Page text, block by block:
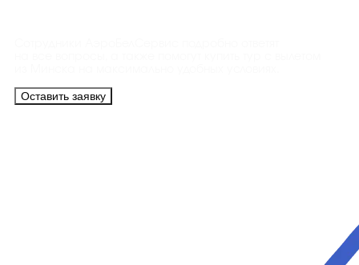
Оставить заявку